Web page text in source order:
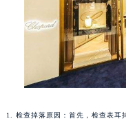
1. 检查掉落原因：首先，检查表耳